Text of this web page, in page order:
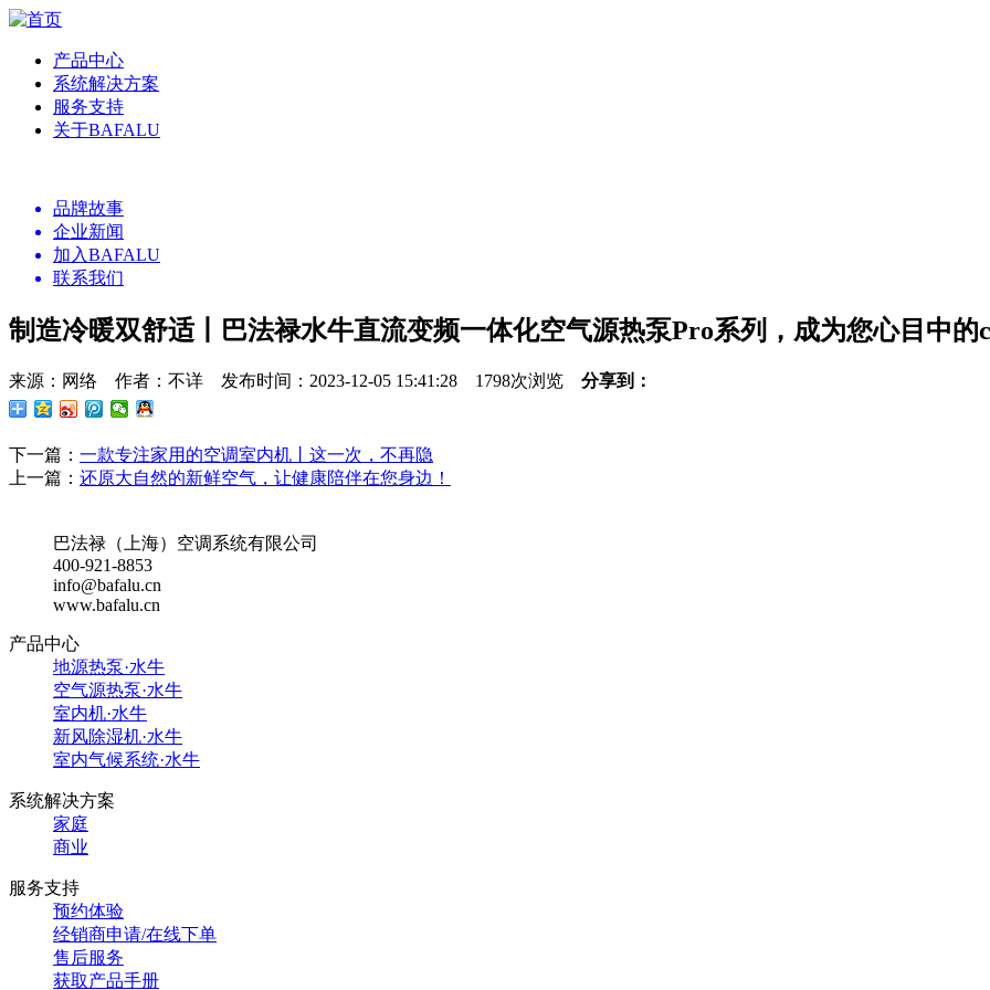
产品中心
系统解决方案
服务支持
关于BAFALU
品牌故事
企业新闻
加入BAFALU
联系我们
制造冷暖双舒适丨巴法禄水牛直流变频一体化空气源热泵Pro系列，成为您心目中的c
来源：网络 作者：不详 发布时间：2023-12-05 15:41:28 1798次浏览 分享到：
下一篇： 一款专注家用的空调室内机丨这一次，不再隐
上一篇： 还原大自然的新鲜空气，让健康陪伴在您身边！
巴法禄（上海）空调系统有限公司
400-921-8853
info@bafalu.cn
www.bafalu.cn
产品中心
地源热泵·水牛
空气源热泵·水牛
室内机·水牛
新风除湿机·水牛
室内气候系统·水牛
系统解决方案
家庭
商业
服务支持
预约体验
经销商申请/在线下单
售后服务
获取产品手册